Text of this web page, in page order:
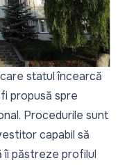
statul încearcă
propusă spre
Procedurile sunt
capabil să
îi păstreze profilul